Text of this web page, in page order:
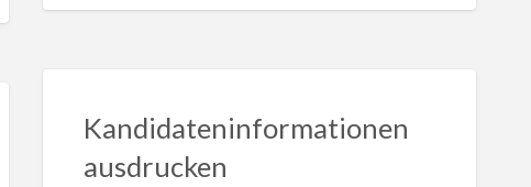
Kandidateninformationen
ausdrucken